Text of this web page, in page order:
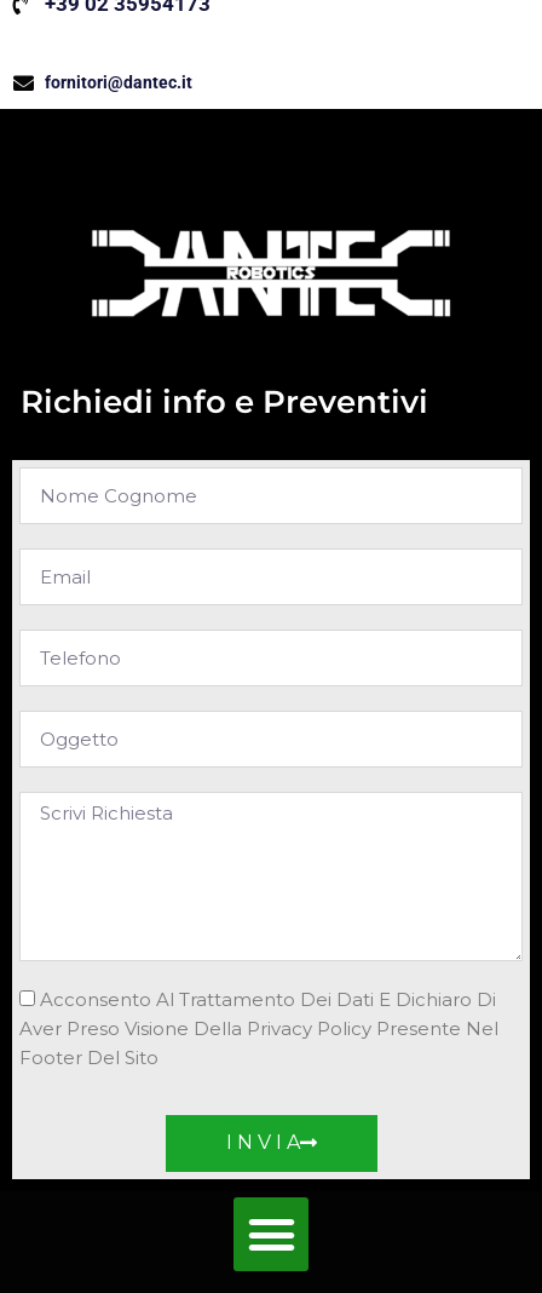
fornitori@dantec.it
Richiedi info e Preventivi
Acconsento Al Trattamento Dei Dati E Dichiaro Di
Aver Preso Visione Della Privacy Policy Presente Nel
Footer Del Sito
I N V I A